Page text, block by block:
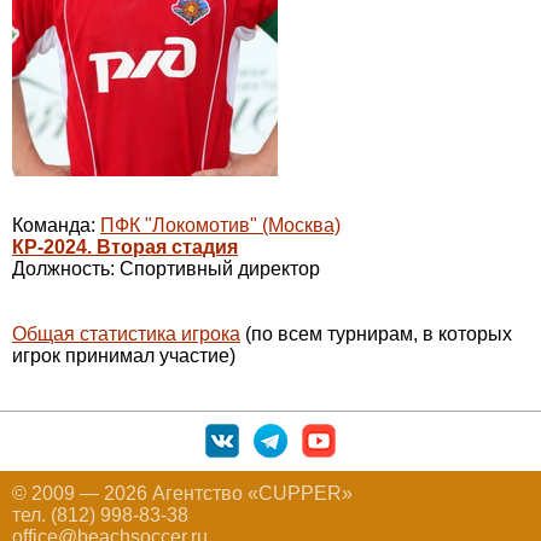
Команда: ПФК "Локомотив" (Москва)
КР-2024. Вторая стадия
Должность: Спортивный директор
Общая статистика игрока (по всем турнирам, в которых
игрок принимал участие)
© 2009 — 2026 Агентство «CUPPER»
тел. (812) 998-83-38
office@beachsoccer.ru